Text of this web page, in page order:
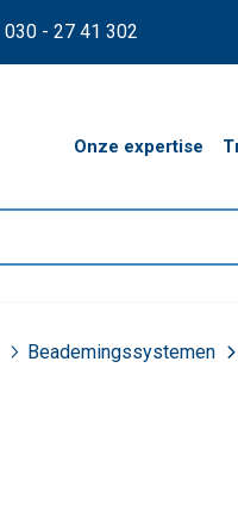
030 - 27 41 302
Onze expertise
Beademingssystemen